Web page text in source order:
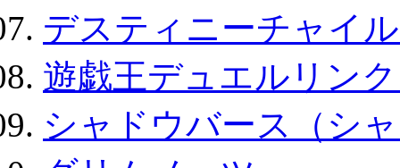
デスティニーチャイ
遊戯王デュエルリン
シャドウバース（シ